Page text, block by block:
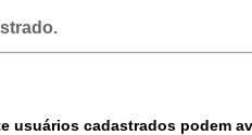
usuários cadastrados podem